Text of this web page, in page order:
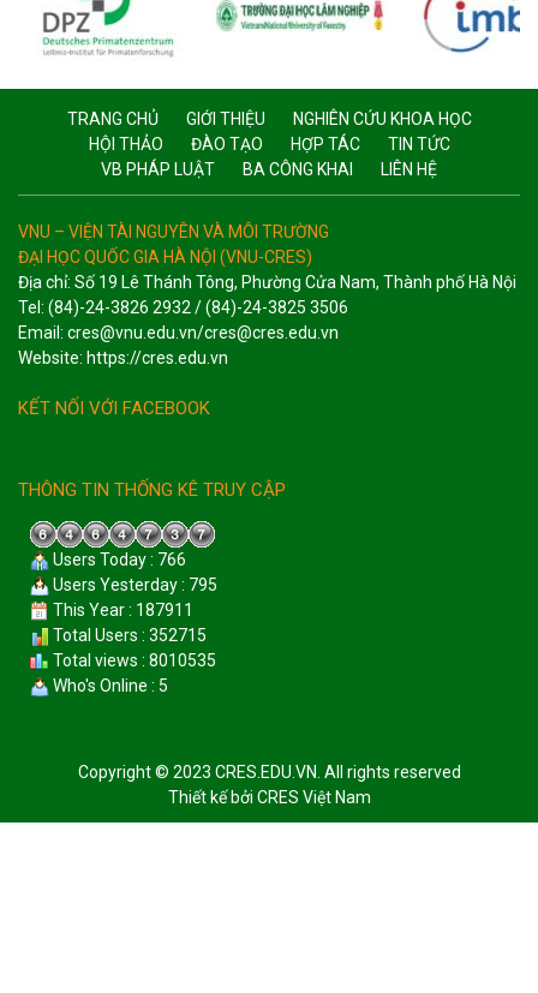
TRANG CHỦ GIỚI THIỆU
NGHIÊN CỨU KHOA HỌC
HỘI THẢO
ĐÀO TẠO HỢP TÁC
TIN TỨC
VB PHÁP LUẬT
BA CÔNG KHAI LIÊN HỆ
VNU – VIỆN TÀI NGUYÊN VÀ MÔI TRƯỜNG
ĐẠI HỌC QUỐC GIA HÀ NỘI (VNU-CRES)
Địa chỉ: Số 19 Lê Thánh Tông, Phường Cửa Nam, Thành phố Hà Nội
Tel: (84)-24-3826 2932 / (84)-24-3825 3506
Email: cres@vnu.edu.vn/cres@cres.edu.vn
Website: https://cres.edu.vn
KẾT NỐI VỚI FACEBOOK
THÔNG TIN THỐNG KÊ TRUY CẬP
Users Today : 766
Users Yesterday : 795
This Year : 187911
Total Users : 352715
Total views : 8010535
Who's Online : 5
Copyright © 2023 CRES.EDU.VN. All rights reserved
Thiết kế bởi CRES Việt Nam